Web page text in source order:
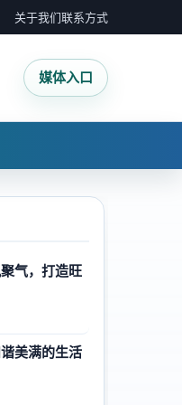
关于我们联系方式
媒体入口
气，打造旺
美满的生活